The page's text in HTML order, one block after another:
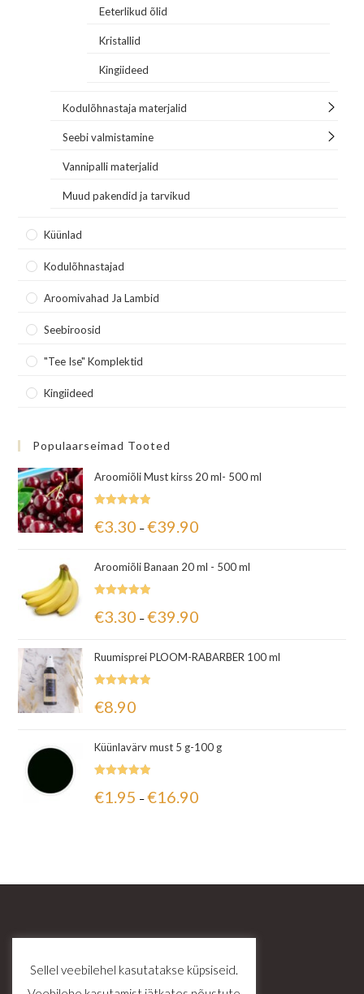
Eeterlikud õlid
Kristallid
Kingiideed
Kodulõhnastaja materjalid
Seebi valmistamine
Vannipalli materjalid
Muud pakendid ja tarvikud
Küünlad
Kodulõhnastajad
Aroomivahad Ja Lambid
Seebiroosid
"Tee Ise" Komplektid
Kingiideed
Populaarseimad Tooted
Aroomiõli Must kirss 20 ml- 500 ml
5.00/ 5
€3.30 – €39.90
Aroomiõli Banaan 20 ml - 500 ml
5.00/ 5
€3.30 – €39.90
Ruumisprei PLOOM-RABARBER 100 ml
5.00/ 5
€8.90
Küünlavärv must 5 g-100 g
5.00/ 5
€1.95 – €16.90
Sellel veebilehel kasutatakse küpsiseid.